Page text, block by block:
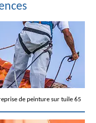
de peinture sur tuile 65